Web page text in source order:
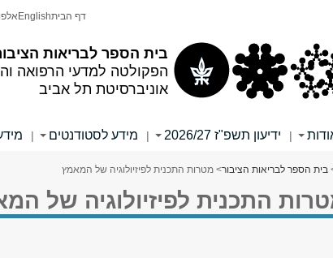
בית הספר לבריאות
הפקולטה למדעי הרפואה
אוניברסיטת תל אביב
דף הביתEnglish
| ידיעון תשפ"ז 2026/27 | מידע לסטודנטים |
נמצא כאן
בית הספר לבריאות הציבור> מטרות התכנית לפיזיולוגיה של המאמץ
התכנית לפיזיולוגיה של